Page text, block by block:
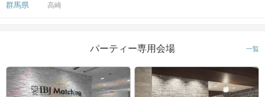
群馬県 高崎
パーティー専用会場 一覧